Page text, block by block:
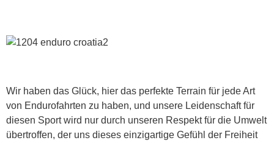
Wir haben das Glück, hier das perfekte Terrain für jede Art
von Endurofahrten zu haben, und unsere Leidenschaft für
diesen Sport wird nur durch unseren Respekt für die Umwelt
übertroffen, der uns dieses einzigartige Gefühl der Freiheit